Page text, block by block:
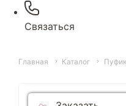
Связаться
Главная Каталог